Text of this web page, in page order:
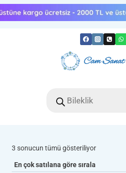
Skip
to
search
3 sonucun tümü gösteriliyorPopülerliğe